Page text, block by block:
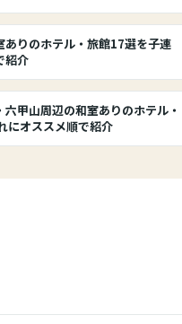
ありのホテル・旅館17選を子連
紹介
甲山周辺の和室ありのホテル・
にオススメ順で紹介